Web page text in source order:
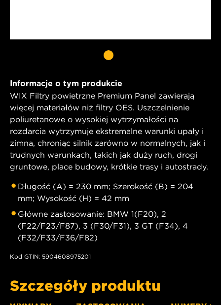
Informacje o tym produkcie
WIX Filtry powietrzne Premium Panel zawierają
więcej materiałów niż filtry OES. Uszczelnienie
poliuretanowe o wysokiej wytrzymałości na
rozdarcia wytrzymuje ekstremalne warunki upały i
zimna, chroniąc silnik zarówno w normalnych, jak i
trudnych warunkach, takich jak duży ruch, drogi
gruntowe, place budowy, krótkie trasy i autostrady.
Długość (A) = 230 mm; Szerokość (B) = 204
mm; Wysokość (H) = 42 mm
Główne zastosowanie: BMW 1(F20), 2
(F22/F23/F87), 3 (F30/F31), 3 GT (F34), 4
(F32/F33/F36/F82)
Kod GTIN: 5904608975201
Szczegóły produktu